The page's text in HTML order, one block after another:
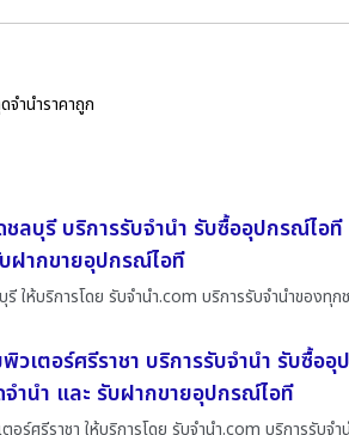
ำนำราคาถูก
ลบุรี บริการรับจำนำ รับซื้ออุปกรณ์ไอ
ฝากขายอุปกรณ์ไอที
ให้บริการโดย รับจํานํา.com บริการรับจำนำของทุก
วเตอร์ศรีราชา บริการรับจำนำ รับซื้อ
ำนำ และ รับฝากขายอุปกรณ์ไอที
อร์ศรีราชา ให้บริการโดย รับจํานํา.com บริการรับจำ